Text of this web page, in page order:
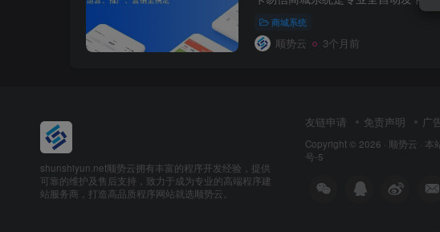
商城系统
顺势云 3个月前
shunshiyun.net顺势云拥有丰富的程序开发经验，提供
可靠的维护及售后支持，致力于成为专业的高端程序建
站服务商，打造高品质程序网站就选顺势云。
友链申请 免责声明 广
Copyright © 2026 · 顺势云 · 本
号-5